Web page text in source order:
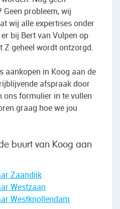
Geen probleem, wij
wij alle expertises onder
bij Bert van Vulpen op
Z geheel wordt ontzorgd.
aankopen in Koog aan de
afspraak door
ons formulier in te vullen
graag hoe we jou
buurt van Koog aan
Zaandijk
Westzaan
Westknollendam